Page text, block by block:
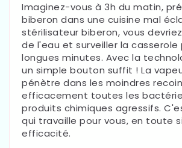
Imaginez-vous à 3h du matin,
biberon dans une cuisine mal
stérilisateur biberon, vous
de l'eau et surveiller la casserole
longues minutes. Avec la
un simple bouton suffit ! La
pénètre dans les moindres
efficacement toutes les
produits chimiques agressifs.
qui travaille pour vous, en toute
efficacité.